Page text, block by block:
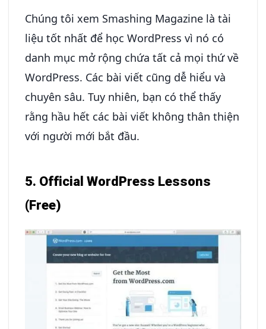
Chúng tôi xem Smashing Magazine là tài
liệu tốt nhất để học WordPress vì nó có
danh mục mở rộng chứa tất cả mọi thứ về
WordPress. Các bài viết cũng dễ hiểu và
chuyên sâu. Tuy nhiên, bạn có thể thấy
rằng hầu hết các bài viết không thân thiện
với người mới bắt đầu.
5. Official WordPress Lessons
(Free)